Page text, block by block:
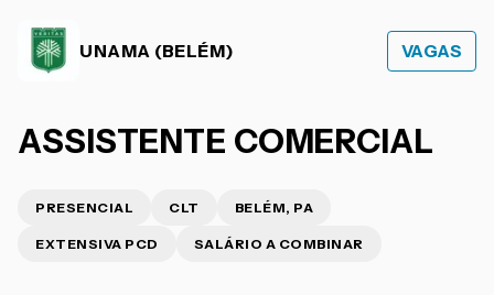
UNAMA (BELÉM) VAGAS
ASSISTENTE COMERCIAL
PRESENCIAL CLT BELÉM, PA
EXTENSIVA PCD SALÁRIO A COMBINAR